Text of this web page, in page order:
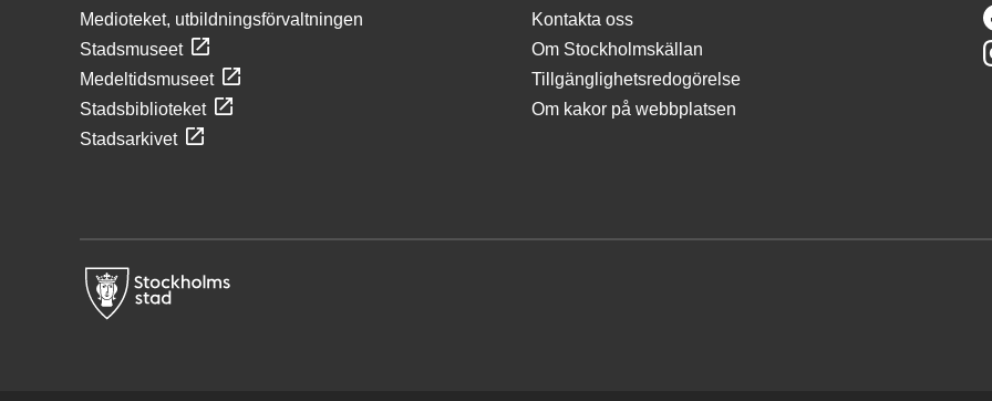
Medioteket, utbildningsförvaltningen
Stadsmuseet
Medeltidsmuseet
Stadsbiblioteket
Stadsarkivet
Kontakta oss
Om Stockholmskällan
Tillgänglighetsredogörelse
Om kakor på webbplatsen